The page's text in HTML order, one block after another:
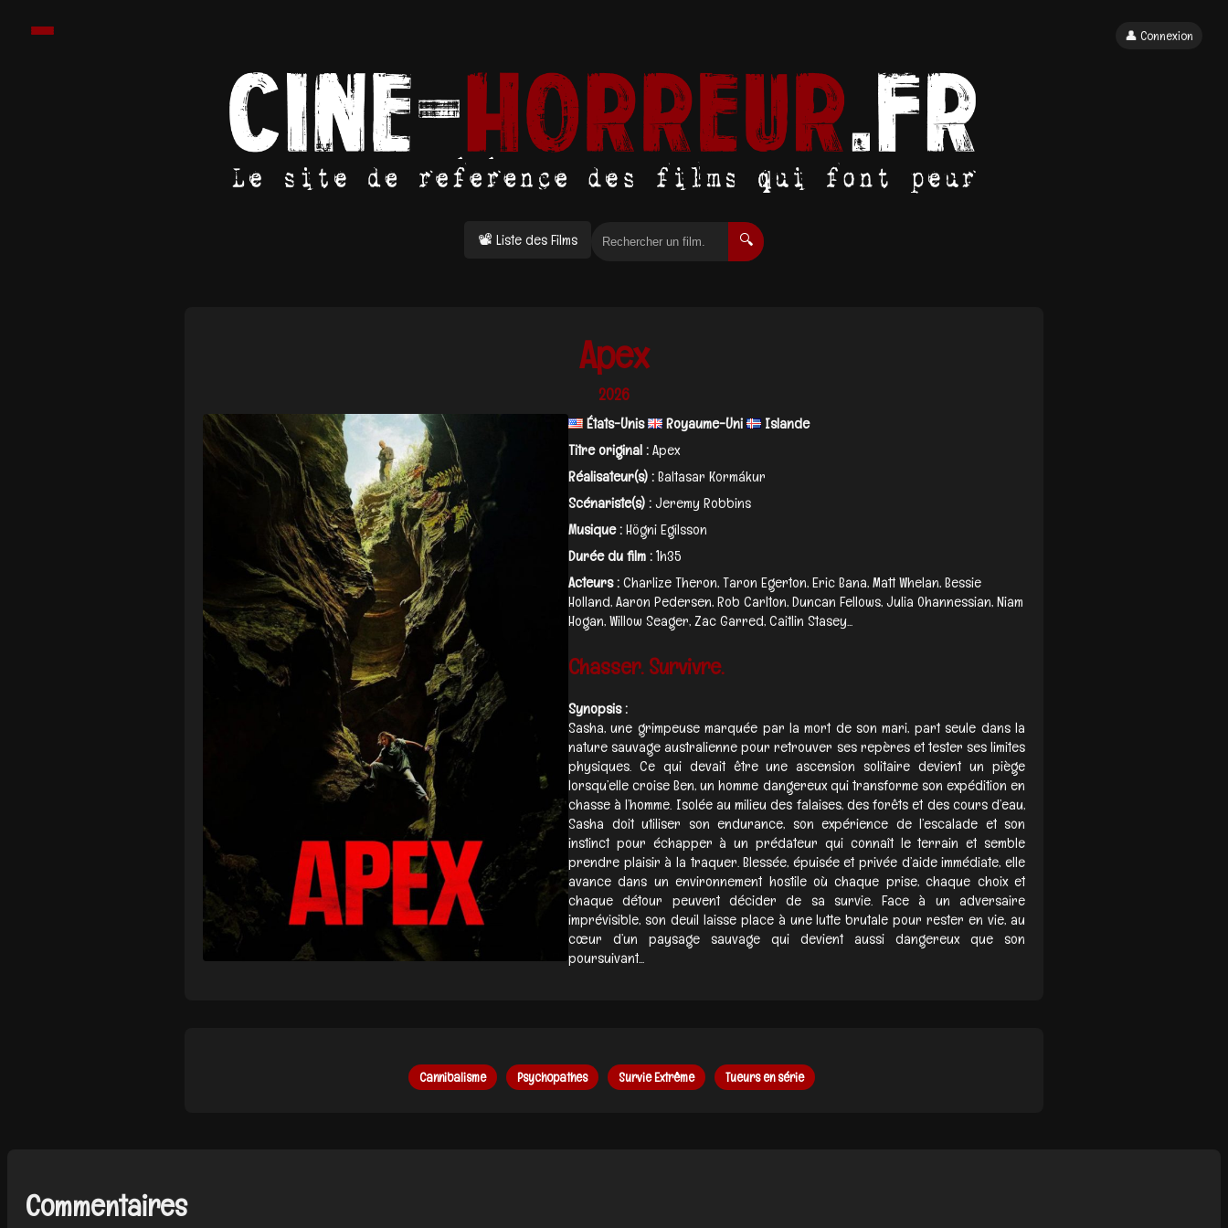
📽 Liste des Films 🔍
👤 Connexion
Apex
2026
États-Unis Royaume-Uni
Islande
Titre original :Apex
Réalisateur(s) :Baltasar Kormákur
Scénariste(s) :Jeremy Robbins
Musique :Högni Egilsson
Durée du film :1h35
Acteurs :Charlize Theron, Taron Egerton, Eric Bana, Matt Whelan, Bessie
Holland, Aaron Pedersen, Rob Carlton, Duncan Fellows, Julia Ohannessian, Niam
Hogan, Willow Seager, Zac Garred, Caitlin Stasey...
Chasser. Survivre.
Synopsis :
Sasha, une grimpeuse marquée par la mort de son mari, part seule dans la
nature sauvage australienne pour retrouver ses repères et tester ses limites
physiques. Ce qui devait être une ascension solitaire devient un piège
lorsqu’elle croise Ben, un homme dangereux qui transforme son expédition en
chasse à l’homme. Isolée au milieu des falaises, des forêts et des cours d’eau,
Sasha doit utiliser son endurance, son expérience de l’escalade et son
instinct pour échapper à un prédateur qui connaît le terrain et semble
prendre plaisir à la traquer. Blessée, épuisée et privée d’aide immédiate, elle
avance dans un environnement hostile où chaque prise, chaque choix et
chaque détour peuvent décider de sa survie. Face à un adversaire
imprévisible, son deuil laisse place à une lutte brutale pour rester en vie, au
cœur d’un paysage sauvage qui devient aussi dangereux que son
poursuivant...
Cannibalisme Psychopathes Survie Extrême Tueurs en série
Commentaires